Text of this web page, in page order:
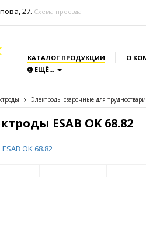
27. Схема проезда
КАТАЛОГ ПРОДУКЦИИ О
ЕЩЁ...
Электроды сварочные для
ESAB OK 68.82